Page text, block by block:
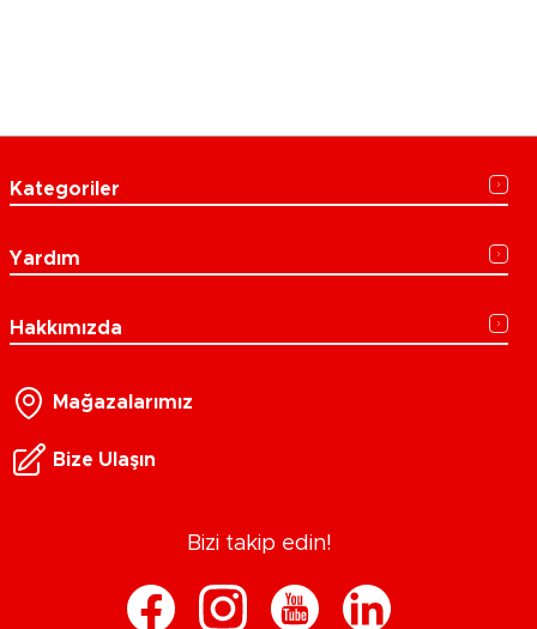
Kategoriler
Yardım
Hakkımızda
Mağazalarımız
Bize Ulaşın
Bizi takip edin!